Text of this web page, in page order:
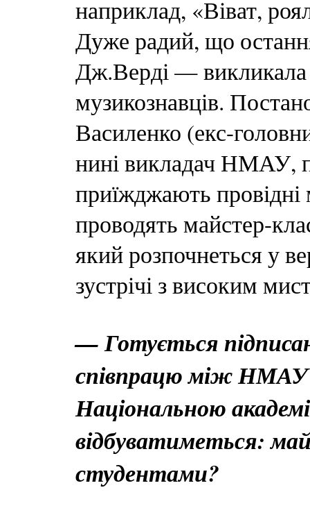
наприклад, «Віват,
Дуже радий, що
Дж.Верді — викликала
музикознавців.
Василенко (екс-
нині викладач НМАУ,
приїжджають провідні
проводять майстер-
який розпочнеться у
зустрічі з високим
— Готується
співпрацю між НМАУ
Національною
відбуватиметься:
студентами?